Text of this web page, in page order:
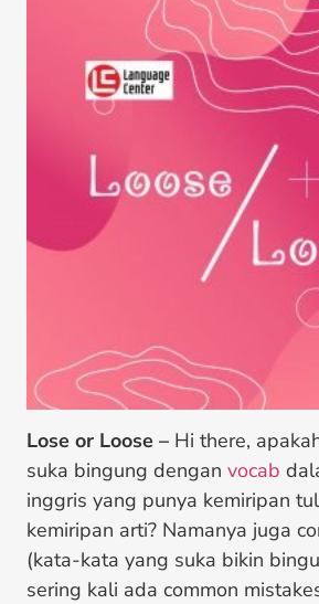
Lose or Loose – Hi there,
suka bingung dengan vocab
inggris yang punya kemiripan
kemiripan arti? Namanya juga
(kata-kata yang suka bikin
sering kali ada common